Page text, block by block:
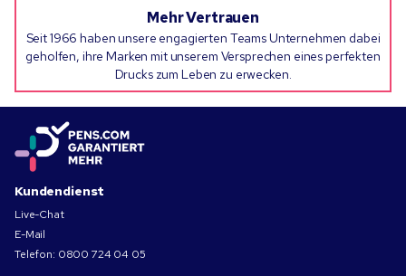
Mehr Vertrauen
Seit 1966 haben unsere engagierten Teams Unternehmen dabei
geholfen, ihre Marken mit unserem Versprechen eines perfekten
Drucks zum Leben zu erwecken.
Kundendienst
Live-Chat
E-Mail
Telefon: 0800 724 04 05